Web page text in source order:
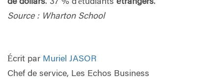
Source : Wharton School
Écrit par Muriel JASOR
Chef de service, Les Echos Business